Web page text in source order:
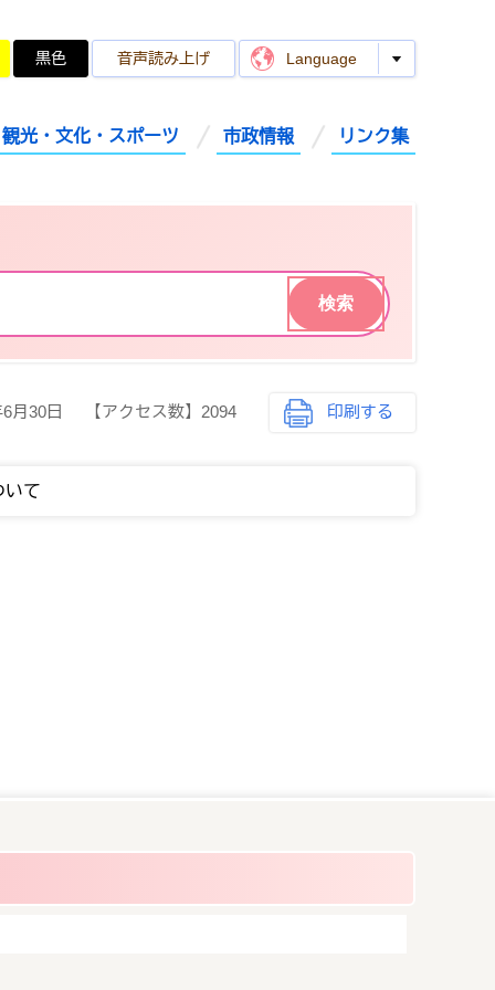
黒色 音声読み上げ Language
観光・文化・スポーツ 市政情報 リンク集
月30日 【アクセス数】 2094 印刷する
いて